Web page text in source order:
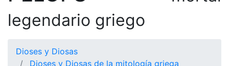
legendario griego
Dioses y Diosas
Dioses y Diosas de la mitología griega